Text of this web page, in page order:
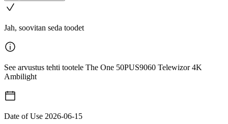
Jah, soovitan seda toodet
See arvustus tehti tootele The One 50PUS9060 Telewizor 4K
Ambilight
Date of Use 2026-06-15